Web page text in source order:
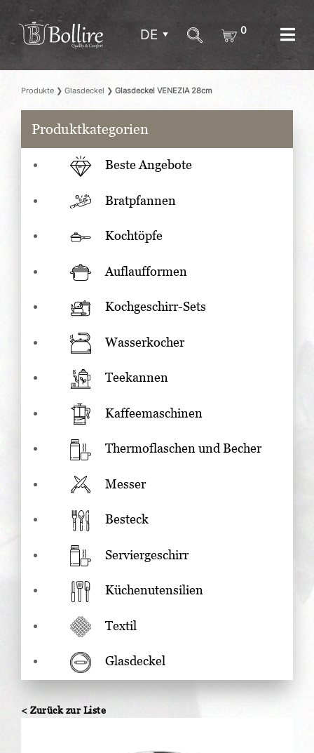
DE 0
Produkte ❯ Glasdeckel ❯ Glasdeckel VENEZIA 28cm
Produktkategorien
Beste Angebote
Bratpfannen
Kochtöpfe
Auflaufformen
Kochgeschirr-Sets
Wasserkocher
Teekannen
Kaffeemaschinen
Thermoflaschen und Becher
Messer
Besteck
Serviergeschirr
Küchenutensilien
Textil
Glasdeckel
< Zurück zur Liste